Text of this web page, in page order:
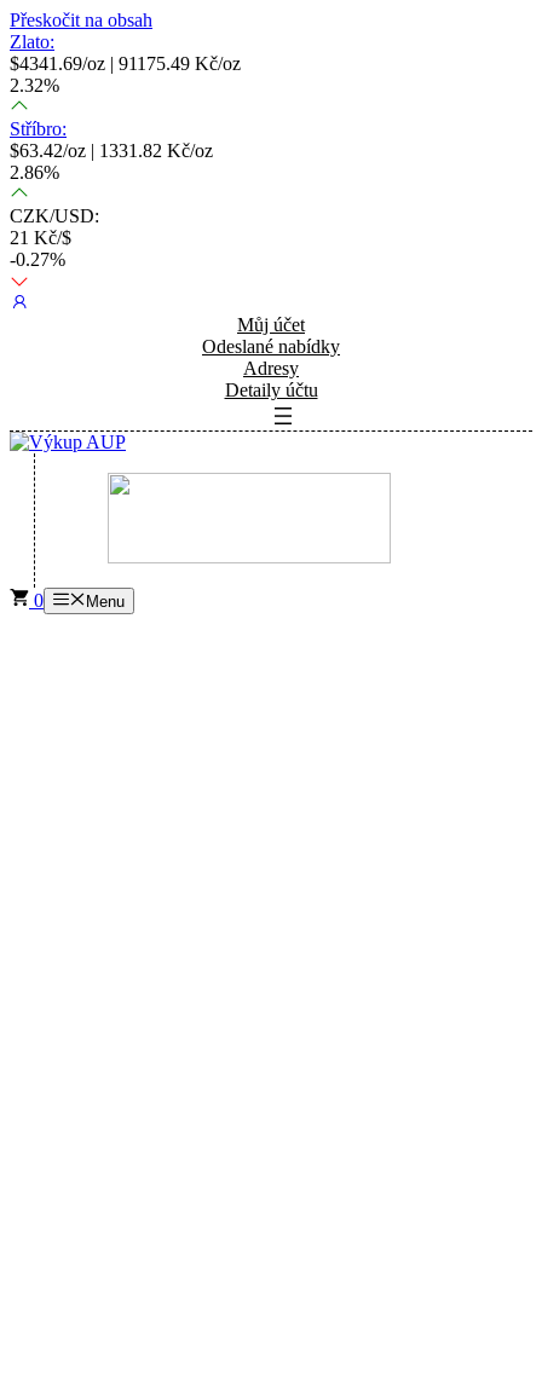
Přeskočit na obsah
Zlato:
$4341.69/oz | 91175.49 Kč/oz
2.32%
Stříbro:
$63.42/oz | 1331.82 Kč/oz
2.86%
CZK/USD:
21 Kč/$
-0.27%
Můj účet
Odeslané nabídky
Adresy
Detaily účtu
0 Menu